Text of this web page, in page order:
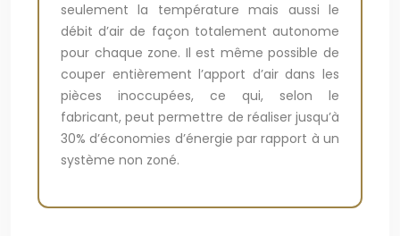
seulement la température mais aussi le
débit d’air de façon totalement autonome
pour chaque zone. Il est même possible de
couper entièrement l’apport d’air dans les
pièces inoccupées, ce qui, selon le
fabricant, peut permettre de réaliser jusqu’à
30% d’économies d’énergie par rapport à un
système non zoné.